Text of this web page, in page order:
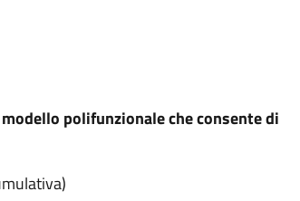
polifunzionale che consente di